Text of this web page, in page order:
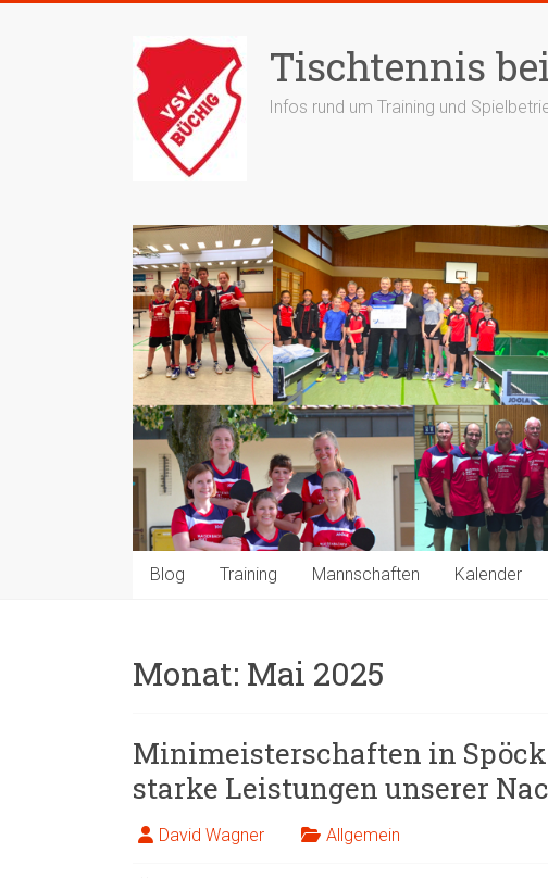
Tischtennis
Infos rund um Training und
Blog Training Mannschaften Kalender
Monat: Mai 2025
Minimeisterschaften in
starke Leistungen unserer
David Wagner Allgemein